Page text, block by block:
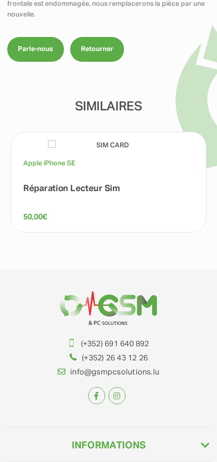
frontale est endommagée, nous remplacerons la pièce par une
nouvelle.
Parle-nous Retourner
SIMILAIRES
Apple iPhone SE
Réparation Lecteur Sim
50,00€
(+352) 691 640 892
(+352) 26 43 12 26
info@gsmpcsolutions.lu
INFORMATIONS